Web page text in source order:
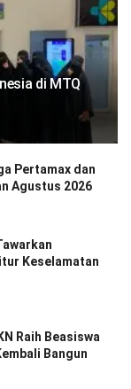
di MTQ
Pertamax dan
Agustus 2026
Keselamatan
Raih Beasiswa
Bangun